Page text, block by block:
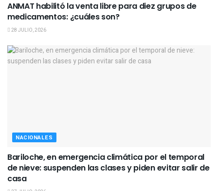
ANMAT habilitó la venta libre para diez grupos de
medicamentos: ¿cuáles son?
28 JULIO, 2026
NACIONALES
Bariloche, en emergencia climática por el temporal
de nieve: suspenden las clases y piden evitar salir de
casa